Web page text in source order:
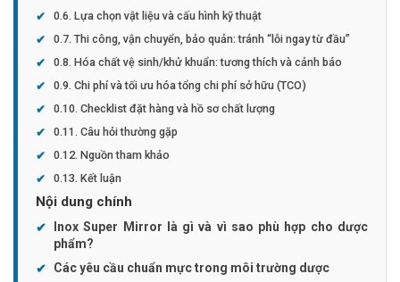
Lựa chọn vật liệu và cấu hình kỹ thuật
Thi công, vận chuyển, bảo quản: tránh “lỗi ngay từ đầu”
Hóa chất vệ sinh/khử khuẩn: tương thích và cảnh báo
Chi phí và tối ưu hóa tổng chi phí sở hữu (TCO)
Checklist đặt hàng và hồ sơ chất lượng
Câu hỏi thường gặp
Nguồn tham khảo
Kết luận
Nội dung chính
Inox Super Mirror là gì và vì sao phù hợp cho dược
phẩm?
Các yêu cầu chuẩn mực trong môi trường dược